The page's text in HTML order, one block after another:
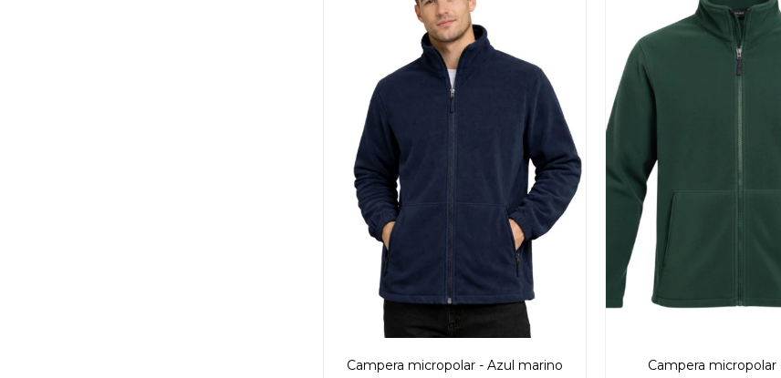
Campera micropolar - Azul marino
Campera micropolar